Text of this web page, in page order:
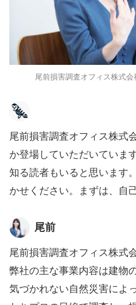
尾前損害調査オフィス株式
尾前損害調査オフィス株式
か登場していただいていま
知る読者もいると思います
かせください。まずは、自
尾前
尾前損害調査オフィス株式
弊社の主な事業内容は建物
気づかれない自然災害によ